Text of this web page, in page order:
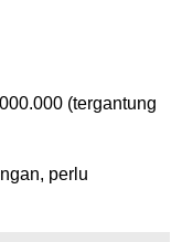
(tergantung
perlu